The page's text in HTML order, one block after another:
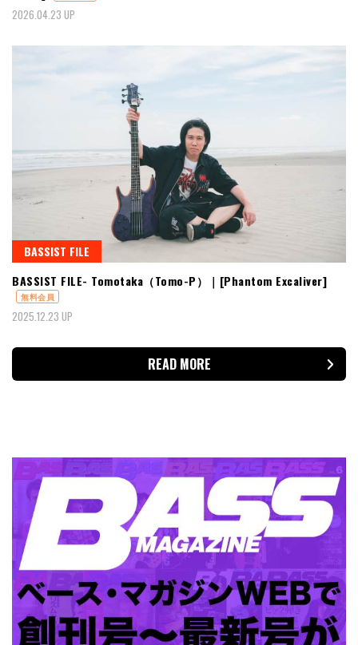
2026.04.23 UP
BASSIST FILE
BASSIST FILE- Tomotaka（Tomo-P）｜[Phantom Excaliver]
無料会員
2025.12.23 UP
READ MORE